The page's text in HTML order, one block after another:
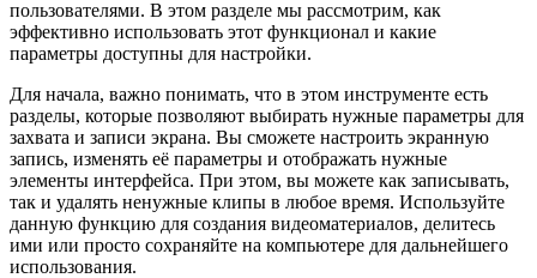
пользователями. В этом разделе мы рассмотрим, как
эффективно использовать этот функционал и какие
параметры доступны для настройки.
Для начала, важно понимать, что в этом инструменте есть
разделы, которые позволяют выбирать нужные параметры для
захвата и записи экрана. Вы сможете настроить экранную
запись, изменять её параметры и отображать нужные
элементы интерфейса. При этом, вы можете как записывать,
так и удалять ненужные клипы в любое время. Используйте
данную функцию для создания видеоматериалов, делитесь
ими или просто сохраняйте на компьютере для дальнейшего
использования.